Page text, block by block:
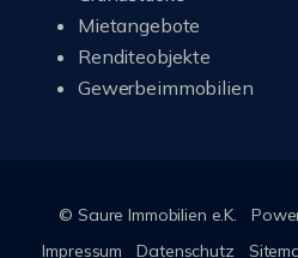
Mietangebote
Renditeobjekte
Gewerbeimmobilien
© Saure Immobilien e.K.
Impressum
Datenschutz